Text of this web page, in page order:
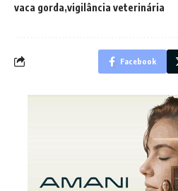
vaca gorda vigilância veterinária
Facebook